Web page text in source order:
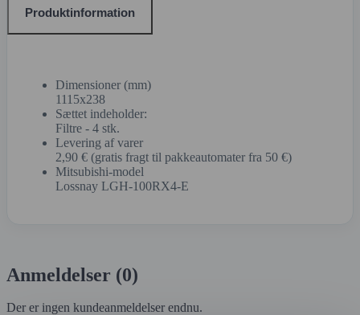
Produktinformation
Dimensioner (mm)
1115x238
Sættet indeholder:
Filtre - 4 stk.
Levering af varer
2,90 € (gratis fragt til pakkeautomater fra 50 €)
Mitsubishi-model
Lossnay LGH-100RX4-E
Anmeldelser (0)
Der er ingen kundeanmeldelser endnu.